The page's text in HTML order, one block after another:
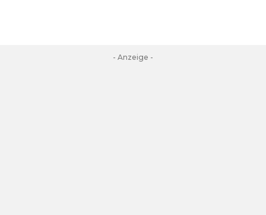
- Anzeige -